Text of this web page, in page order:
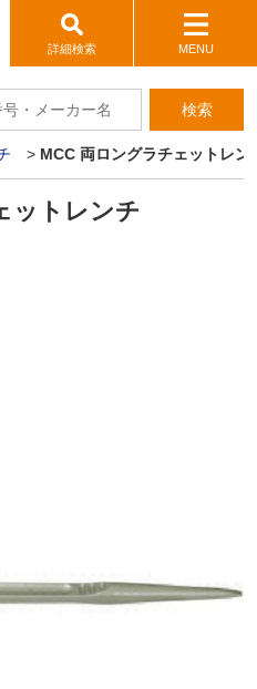
詳細検索 MENU
検索
> MCC 両ロングラチェットレ
ットレンチ